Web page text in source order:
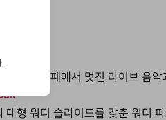
Bali
하드락 카페에서 멋진 라이브 음
대형 워터 슬라이드를 갖춘 워터